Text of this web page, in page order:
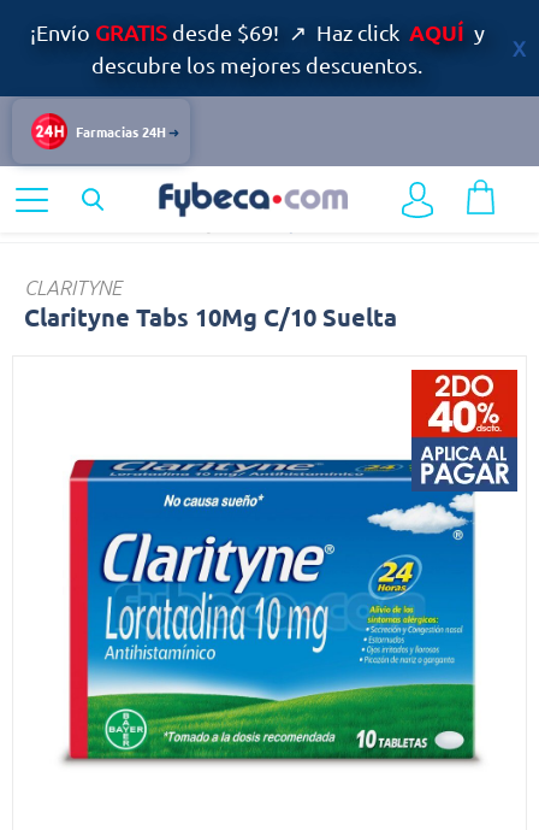
¡Envío GRATISdesde $69! ↗ Haz click AQUÍ y
descubre los mejores descuentos.
Farmacias 24H
Alergias
CLARITYNE
Clarityne Tabs 10Mg C/10 Suelta